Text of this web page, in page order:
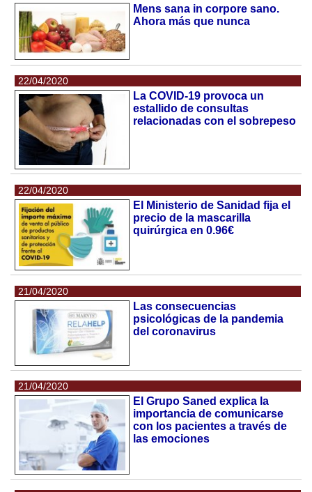
Mens sana in corpore sano.
Ahora más que nunca
22/04/2020
La COVID-19 provoca un
estallido de consultas
relacionadas con el sobrepeso
22/04/2020
El Ministerio de Sanidad fija el
precio de la mascarilla
quirúrgica en 0.96€
21/04/2020
Las consecuencias
psicológicas de la pandemia
del coronavirus
21/04/2020
El Grupo Saned explica la
importancia de comunicarse
con los pacientes a través de
las emociones